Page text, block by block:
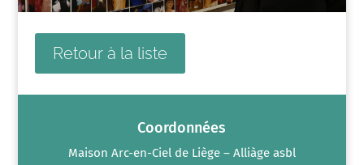
Retour à la liste
Coordonnées
Maison Arc-en-Ciel de Liège – Alliàge asbl